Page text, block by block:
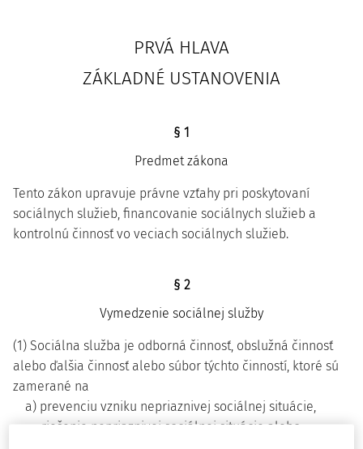
PRVÁ HLAVA
ZÁKLADNÉ USTANOVENIA
§ 1
Predmet zákona
Tento zákon upravuje právne vzťahy pri poskytovaní
sociálnych služieb, financovanie sociálnych služieb a
kontrolnú činnosť vo veciach sociálnych služieb.
§ 2
Vymedzenie sociálnej služby
(1) Sociálna služba je odborná činnosť, obslužná činnosť
alebo ďalšia činnosť alebo súbor týchto činností, ktoré sú
zamerané na
a) prevenciu vzniku nepriaznivej sociálnej situácie,
riešenie nepriaznivej sociálnej situácie alebo